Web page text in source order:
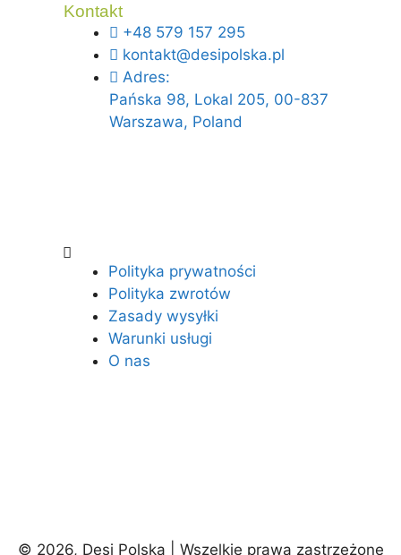
Kontakt
+48 579 157 295
kontakt@desipolska.pl
Adres:
Pańska 98, Lokal 205, 00-837
Warszawa, Poland
Polityka prywatności
Polityka zwrotów
Zasady wysyłki
Warunki usługi
O nas
© 2026, Desi Polska | Wszelkie prawa zastrzeżone